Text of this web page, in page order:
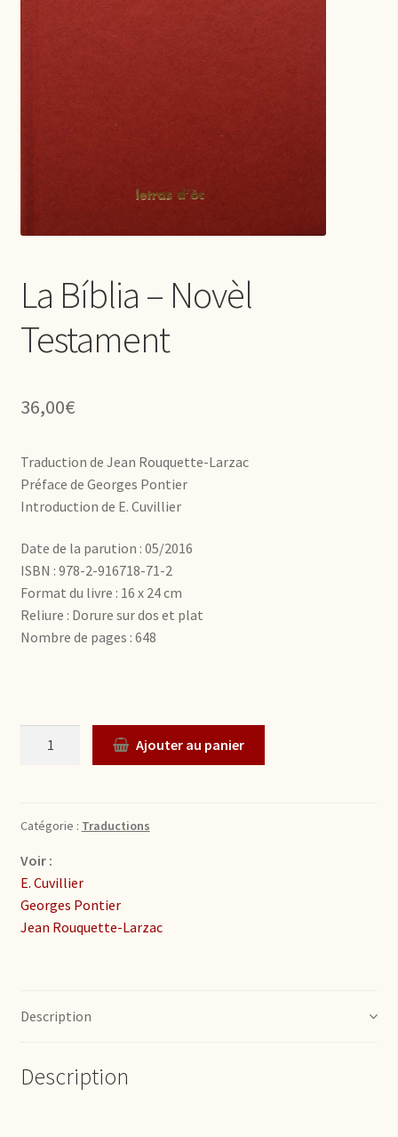
La Bíblia – Novèl
Testament
36,00€
Traduction de Jean Rouquette-Larzac
Préface de Georges Pontier
Introduction de E. Cuvillier
Date de la parution : 05/2016
ISBN : 978-2-916718-71-2
Format du livre : 16 x 24 cm
Reliure : Dorure sur dos et plat
Nombre de pages : 648
Quantité Ajouter au panier
Catégorie : Traductions
Voir :
E. Cuvillier
Georges Pontier
Jean Rouquette-Larzac
Description
Description